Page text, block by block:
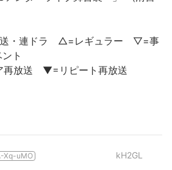
送・連ドラ △=レギュラー ▽=事
ト
再放送 ▼=リピート再放送
Xq-uMO kH2GL